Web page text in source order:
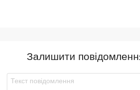
Залишити